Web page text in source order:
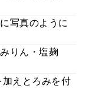
写真のように
りん・塩麹
えとろみを付